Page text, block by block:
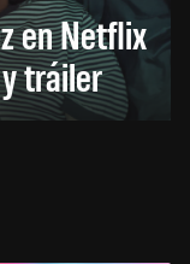
en Netflix
tráiler